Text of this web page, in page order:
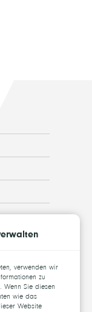
verwenden wir
zu
Sie diesen
wie das
Website